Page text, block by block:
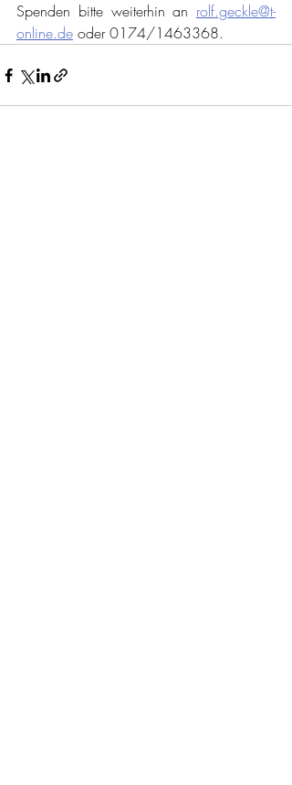
Spenden bitte weiterhin an rolf.geckle@t-
online.de oder 0174/1463368.